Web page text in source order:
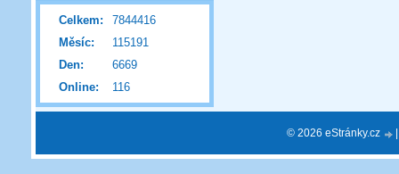
Online: 116
Celkem:
7844416
Měsíc:
115191
Den:
6669
© 2026 eStránky.cz